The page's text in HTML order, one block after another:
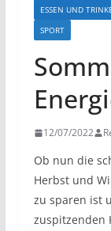
ESSEN UND
SPORT
12/07/2022
Ob nun die
Herbst und
zu sparen ist
zuspitzenden